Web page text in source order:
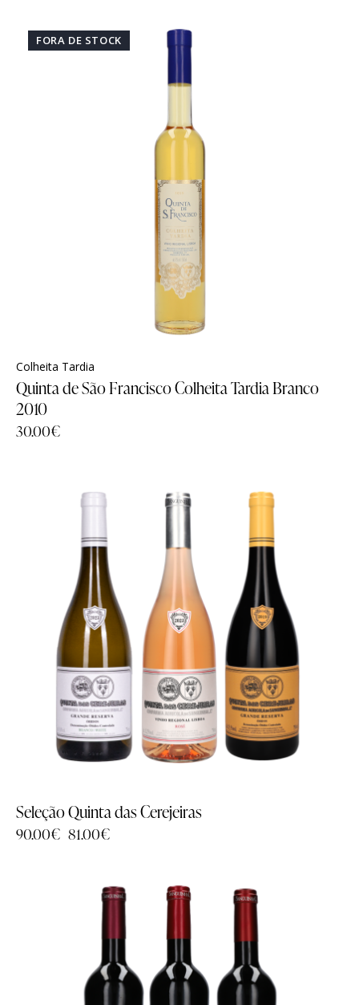
FORA DE STOCK
Colheita Tardia
Quinta de São Francisco Colheita Tardia Branco
2010
30.00€
Seleção Quinta das Cerejeiras
90.00€ 81.00€